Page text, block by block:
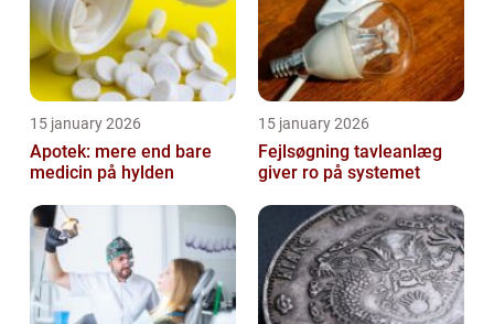
15 january 2026
Apotek: mere end bare
medicin på hylden
15 january 2026
Fejlsøgning tavleanlæg
giver ro på systemet